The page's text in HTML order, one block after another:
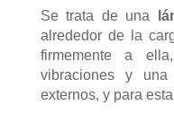
Se trata de una
alrededor de la
firmemente a
vibraciones y
externos, y para